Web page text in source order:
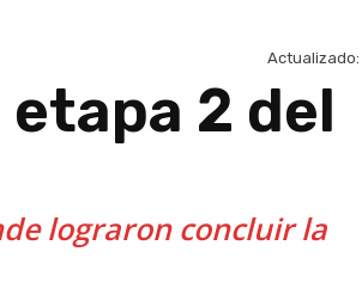
Actualizado:
2 del
lograron concluir la